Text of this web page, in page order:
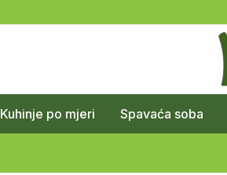
Kuhinje po mjeri Spavaća soba